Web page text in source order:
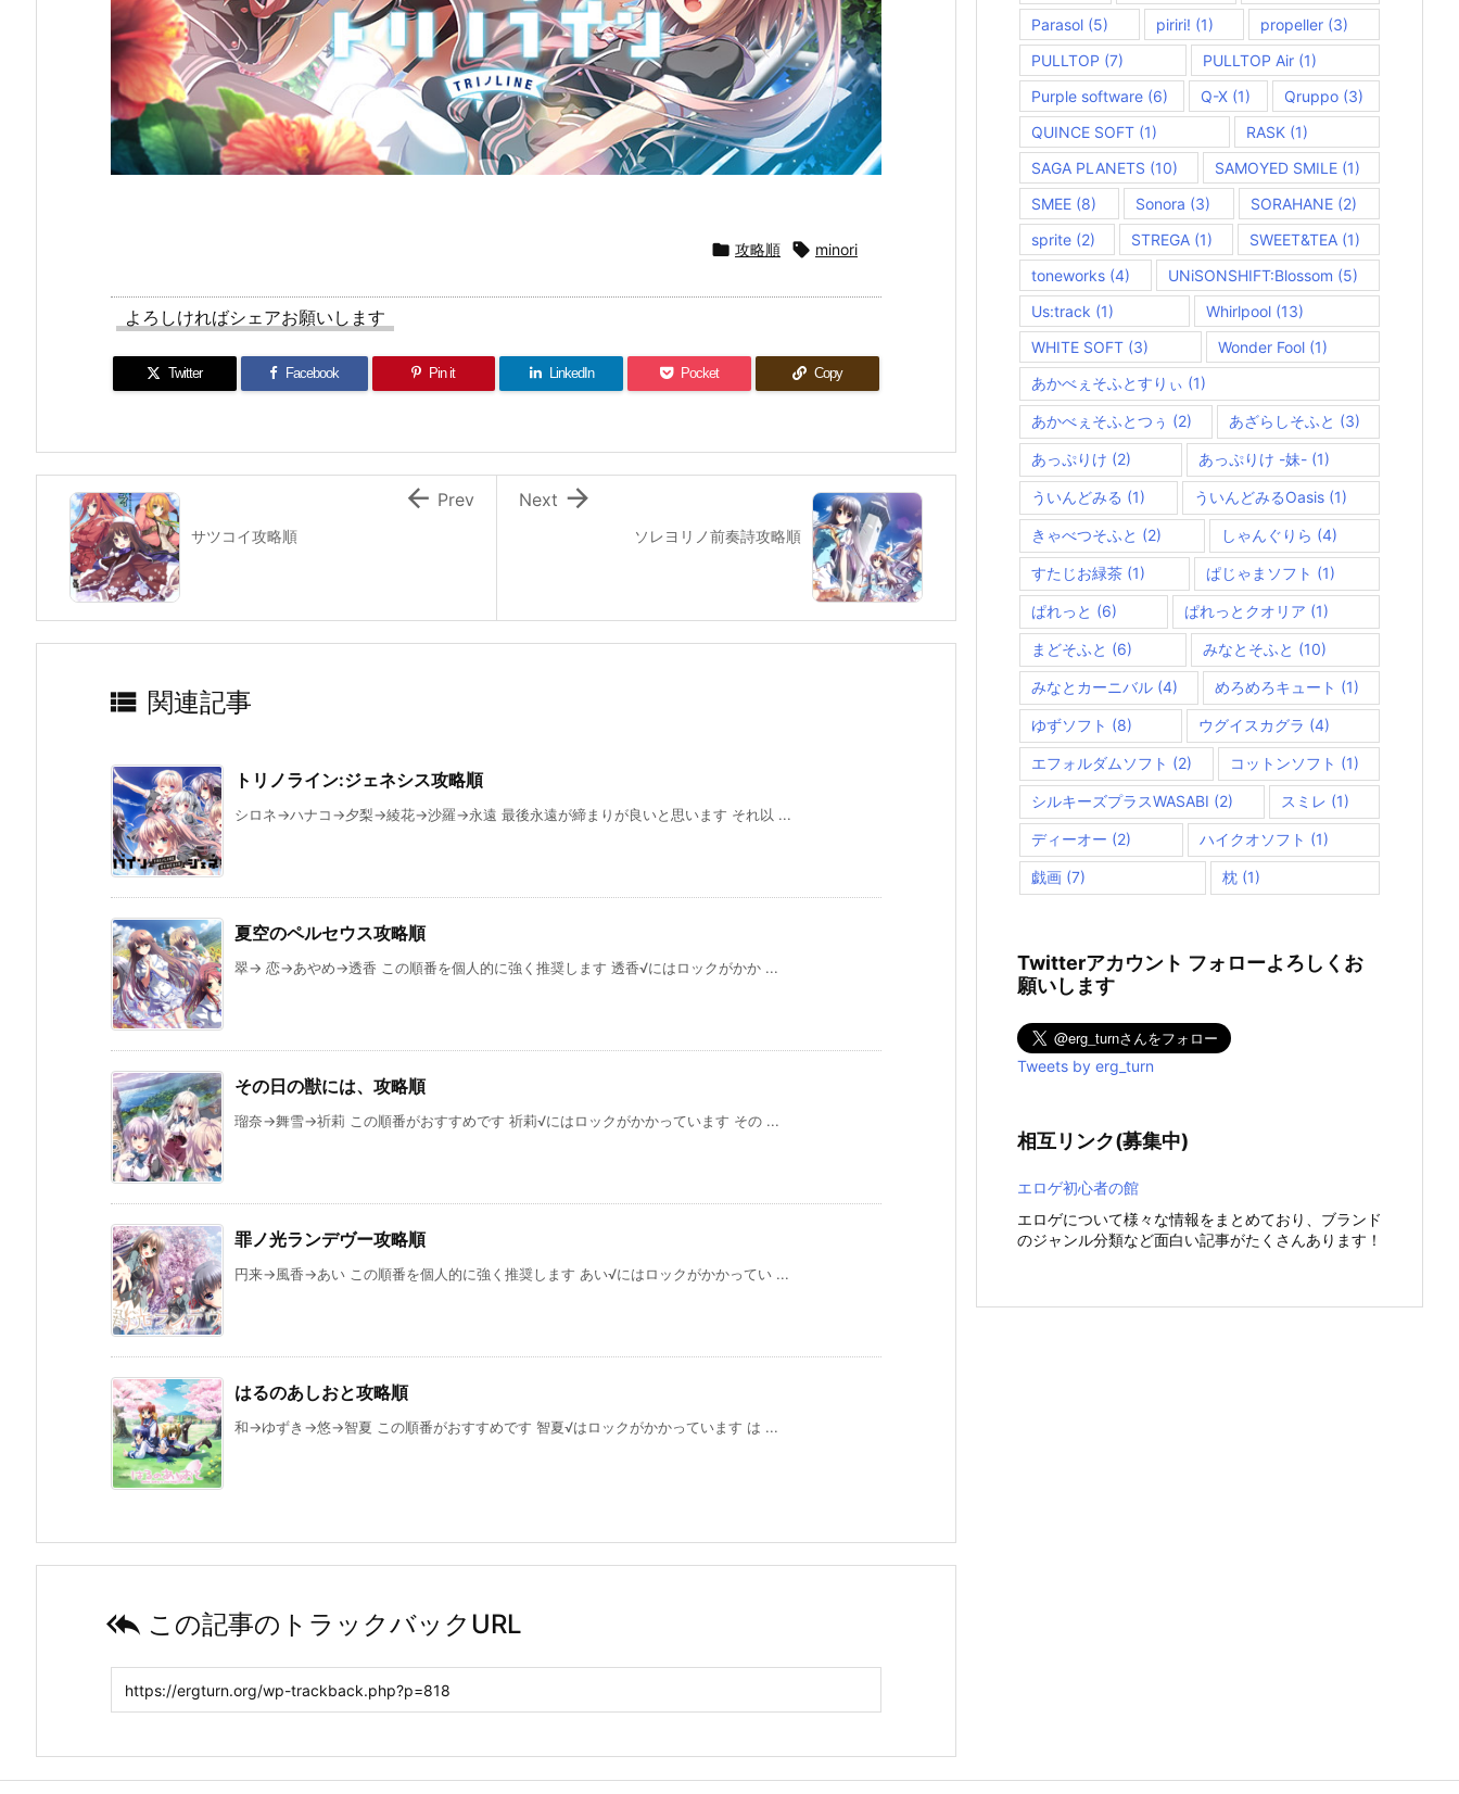
 攻略順  minori
よろしければシェアお願いします
Twitter Facebook Pin it LinkedIn Pocket Copy
ソレヨリノ前奏詩攻略順

Next
サツコイ攻略順
 Prev
 関連記事
トリノライン:ジェネシス攻略順
シロネ→ハナコ→夕梨→綾花→沙羅→永遠 最後永遠が締まりが良いと思います それ以 ...
夏空のペルセウス攻略順
翠→ 恋→あやめ→透香 この順番を個人的に強く推奨します 透香√にはロックがかか ...
その日の獣には、攻略順
瑠奈→舞雪→祈莉 この順番がおすすめです 祈莉√にはロックがかかっています その ...
罪ノ光ランデヴー攻略順
円来→風香→あい この順番を個人的に強く推奨します あい√にはロックがかかってい ...
はるのあしおと攻略順
和→ゆずき→悠→智夏 この順番がおすすめです 智夏√はロックがかかっています は ...
 この記事のトラックバックURL
Parasol (5) piriri! (1) propeller (3)
PULLTOP (7) PULLTOP Air (1)
Purple software (6) Q-X (1) Qruppo(3)
QUINCE SOFT (1) RASK(1)
SAGA PLANETS (10) SAMOYED SMILE(1)
SMEE (8) Sonora (3) SORAHANE(2)
sprite (2) STREGA (1) SWEET&TEA(1)
toneworks (4) UNiSONSHIFT:Blossom (5)
Us:track (1) Whirlpool (13)
WHITE SOFT (3) Wonder Fool(1)
あかべぇそふとすりぃ (1)
あかべぇそふとつぅ (2) あざらしそふと (3)
あっぷりけ (2) あっぷりけ -妹-(1)
ういんどみる (1) ういんどみるOasis (1)
きゃべつそふと (2) しゃんぐりら (4)
すたじお緑茶 (1) ぱじゃまソフト (1)
ぱれっと (6) ぱれっとクオリア (1)
まどそふと (6) みなとそふと (10)
みなとカーニバル (4) めろめろキュート (1)
ゆずソフト (8) ウグイスカグラ (4)
エフォルダムソフト (2) コットンソフト (1)
シルキーズプラスWASABI (2) スミレ (1)
ディーオー (2) ハイクオソフト (1)
戯画 (7) 枕(1)
Twitterアカウント フォローよろしくお
願いします
Tweets by erg_turn
相互リンク(募集中)
エロゲ初心者の館
エロゲについて様々な情報をまとめており、ブランド
のジャンル分類など面白い記事がたくさんあります！